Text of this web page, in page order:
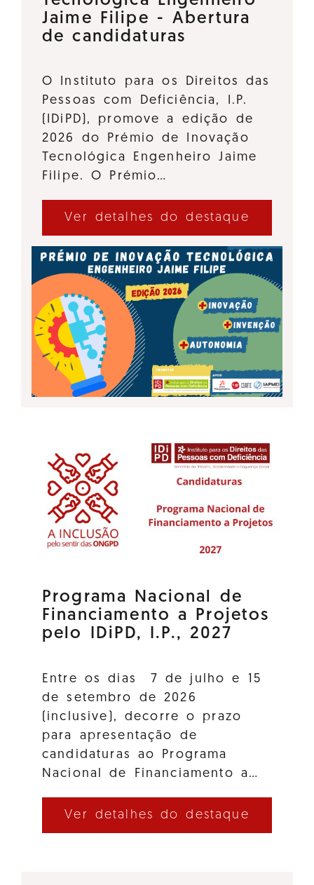
Jaime Filipe - Abertura
de candidaturas
O Instituto para os Direitos das
Pessoas com Deficiência, I.P.
(IDiPD), promove a edição de
2026 do Prémio de Inovação
Tecnológica Engenheiro Jaime
Filipe. O Prémio…
Ver detalhes do destaque
Programa Nacional de
Financiamento a Projetos
pelo IDiPD, I.P., 2027
Entre os dias 7 de julho e 15
de setembro de 2026
(inclusive), decorre o prazo
para apresentação de
candidaturas ao Programa
Nacional de Financiamento a…
Ver detalhes do destaque